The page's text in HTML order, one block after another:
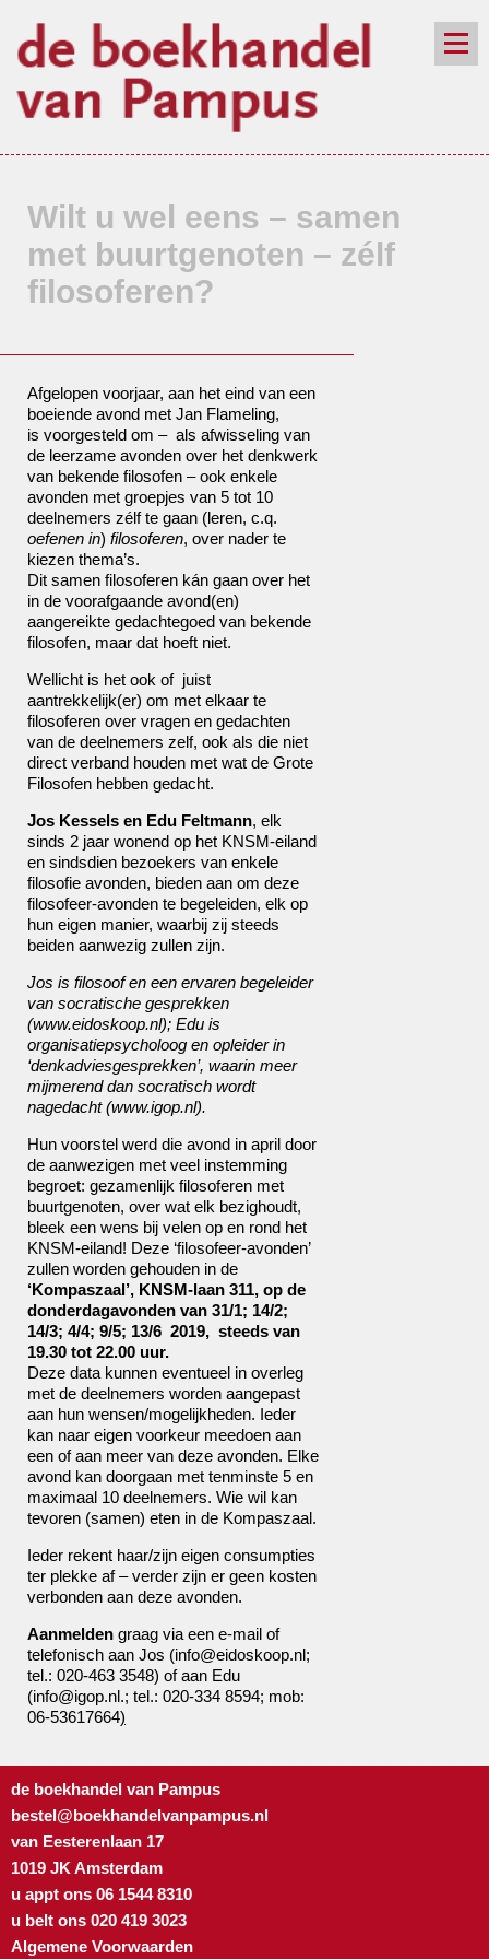
Wilt u wel eens – samen
met buurtgenoten – zélf
filosoferen?
Afgelopen voorjaar, aan het eind van een
boeiende avond met Jan Flameling,
is voorgesteld om – als afwisseling van
de leerzame avonden over het denkwerk
van bekende filosofen – ook enkele
avonden met groepjes van 5 tot 10
deelnemers zélf te gaan (leren, c.q.
oefenen in) filosoferen, over nader te
kiezen thema’s.
Dit samen filosoferen kán gaan over het
in de voorafgaande avond(en)
aangereikte gedachtegoed van bekende
filosofen, maar dat hoeft niet.
Wellicht is het ook of juist
aantrekkelijk(er) om met elkaar te
filosoferen over vragen en gedachten
van de deelnemers zelf, ook als die niet
direct verband houden met wat de Grote
Filosofen hebben gedacht.
Jos Kessels en Edu Feltmann, elk
sinds 2 jaar wonend op het KNSM-eiland
en sindsdien bezoekers van enkele
filosofie avonden, bieden aan om deze
filosofeer-avonden te begeleiden, elk op
hun eigen manier, waarbij zij steeds
beiden aanwezig zullen zijn.
Jos is filosoof en een ervaren begeleider
van socratische gesprekken
(www.eidoskoop.nl); Edu is
organisatiepsycholoog en opleider in
‘denkadviesgesprekken’, waarin meer
mijmerend dan socratisch wordt
nagedacht (www.igop.nl).
Hun voorstel werd die avond in april door
de aanwezigen met veel instemming
begroet: gezamenlijk filosoferen met
buurtgenoten, over wat elk bezighoudt,
bleek een wens bij velen op en rond het
KNSM-eiland! Deze ‘filosofeer-avonden’
zullen worden gehouden in de
‘Kompaszaal’, KNSM-laan 311, op de
donderdagavonden van 31/1; 14/2;
14/3; 4/4; 9/5; 13/6 2019, steeds van
19.30 tot 22.00 uur.
Deze data kunnen eventueel in overleg
met de deelnemers worden aangepast
aan hun wensen/mogelijkheden. Ieder
kan naar eigen voorkeur meedoen aan
een of aan meer van deze avonden. Elke
avond kan doorgaan met tenminste 5 en
maximaal 10 deelnemers. Wie wil kan
tevoren (samen) eten in de Kompaszaal.
Ieder rekent haar/zijn eigen consumpties
ter plekke af – verder zijn er geen kosten
verbonden aan deze avonden.
Aanmelden graag via een e-mail of
telefonisch aan Jos (info@eidoskoop.nl;
tel.: 020-463 3548) of aan Edu
(info@igop.nl.; tel.: 020-334 8594; mob:
06-53617664)
de boekhandel van Pampus
bestel@boekhandelvanpampus.nl
van Eesterenlaan 17
1019 JK Amsterdam
u appt ons 06 1544 8310
u belt ons 020 419 3023
Algemene Voorwaarden